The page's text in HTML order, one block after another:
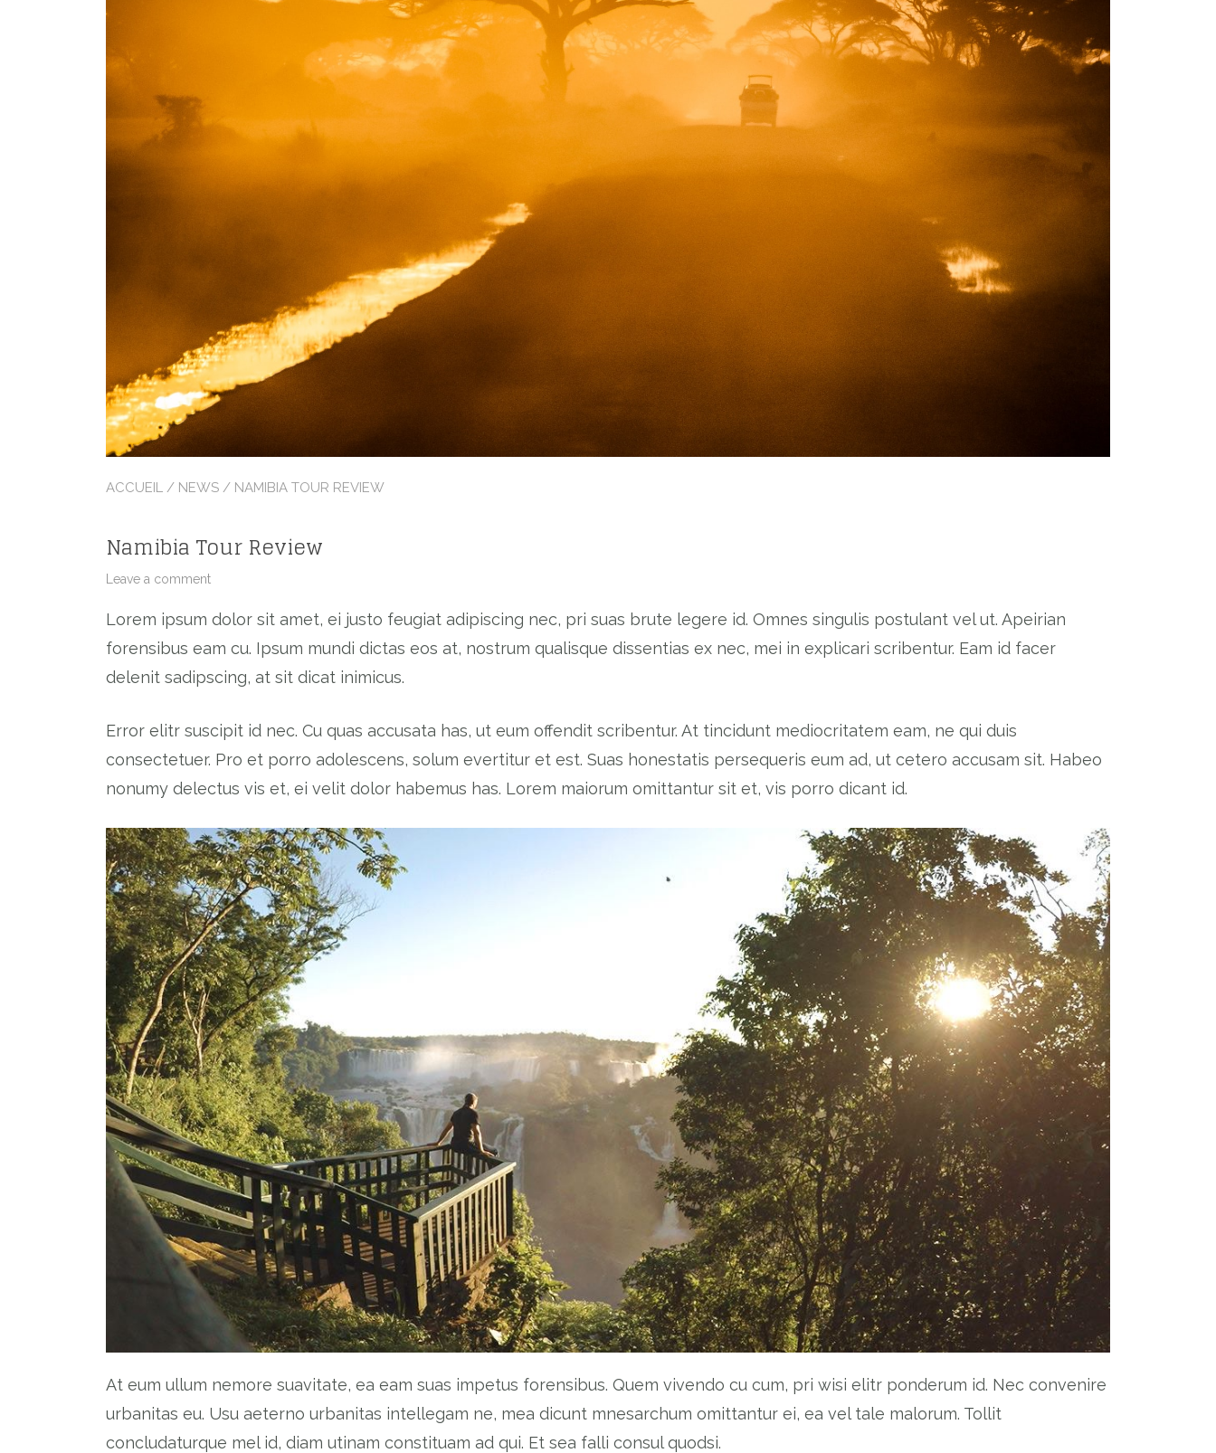
ACCUEIL / NEWS / NAMIBIA TOUR REVIEW
Namibia Tour Review
Leave a commenton
Tour
Lorem ipsum dolor sit amet, ei justo feugiat adipiscing nec, pri suas brute legere id. Omnes singulis postulant vel ut. Apeirian
forensibus eam cu. Ipsum mundi dictas eos at, nostrum qualisque dissentias ex nec, mei in explicari scribentur. Eam id facer
delenit sadipscing, at sit dicat inimicus.
Error elitr suscipit id nec. Cu quas accusata has, ut eum offendit scribentur. At tincidunt mediocritatem eam, ne qui duis
consectetuer. Pro et porro adolescens, solum evertitur et est. Suas honestatis persequeris eum ad, ut cetero accusam sit. Habeo
nonumy delectus vis et, ei velit dolor habemus has. Lorem maiorum omittantur sit et, vis porro dicant id.
At eum ullum nemore suavitate, ea eam suas impetus forensibus. Quem vivendo cu cum, pri wisi elitr ponderum id. Nec convenire
urbanitas eu. Usu aeterno urbanitas intellegam ne, mea dicunt mnesarchum omittantur ei, ea vel tale malorum. Tollit
concludaturque mel id, diam utinam constituam ad qui. Et sea falli consul quodsi.